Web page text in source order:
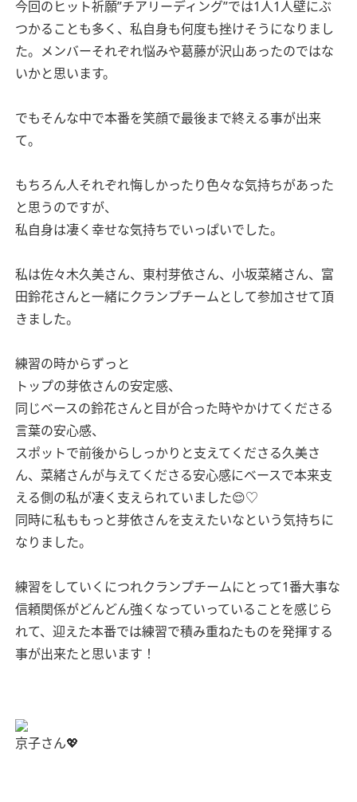
今回のヒット祈願”チアリーディング”では1人1人壁にぶ
つかることも多く、私自身も何度も挫けそうになりまし
た。メンバーそれぞれ悩みや葛藤が沢山あったのではな
いかと思います。
でもそんな中で本番を笑顔で最後まで終える事が出来
て。
もちろん人それぞれ悔しかったり色々な気持ちがあった
と思うのですが、
私自身は凄く幸せな気持ちでいっぱいでした。
私は佐々木久美さん、東村芽依さん、小坂菜緒さん、富
田鈴花さんと一緒にクランプチームとして参加させて頂
きました。
練習の時からずっと
トップの芽依さんの安定感、
同じベースの鈴花さんと目が合った時やかけてくださる
言葉の安心感、
スポットで前後からしっかりと支えてくださる久美さ
ん、菜緒さんが与えてくださる安心感にベースで本来支
える側の私が凄く支えられていました😌♡
同時に私ももっと芽依さんを支えたいなという気持ちに
なりました。
練習をしていくにつれクランプチームにとって1番大事な
信頼関係がどんどん強くなっていっていることを感じら
れて、迎えた本番では練習で積み重ねたものを発揮する
事が出来たと思います！
京子さん💖